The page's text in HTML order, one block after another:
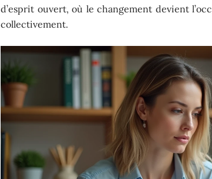
d’esprit ouvert, où le changement devient
collectivement.